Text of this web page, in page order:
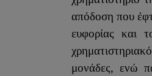
απόδοση που
ευφορίας και
μονάδες, ενώ